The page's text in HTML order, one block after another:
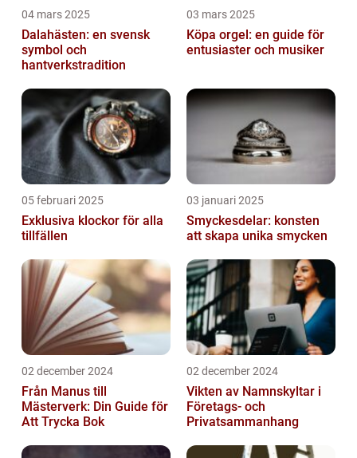
04 mars 2025
Dalahästen: en svensk
symbol och
hantverkstradition
03 mars 2025
Köpa orgel: en guide för
entusiaster och musiker
05 februari 2025
Exklusiva klockor för alla
tillfällen
03 januari 2025
Smyckesdelar: konsten
att skapa unika smycken
02 december 2024
Från Manus till
Mästerverk: Din Guide för
Att Trycka Bok
02 december 2024
Vikten av Namnskyltar i
Företags- och
Privatsammanhang